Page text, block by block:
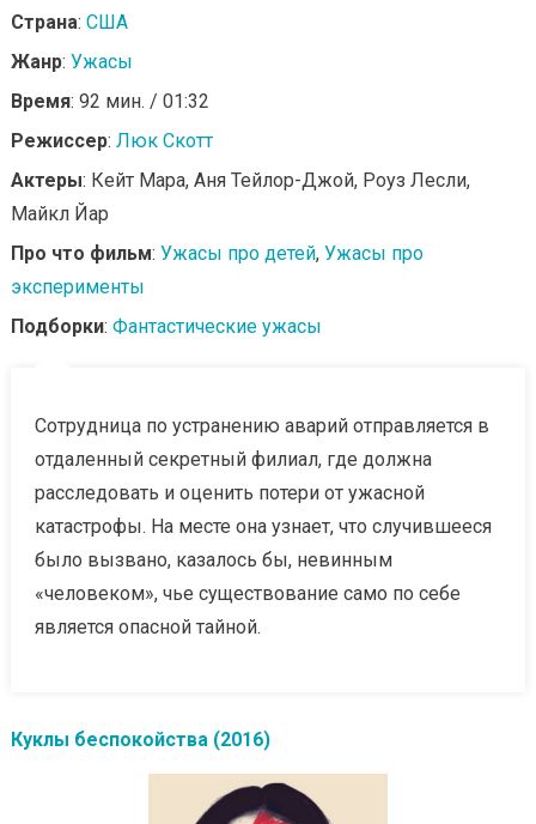
Страна: США
Жанр: Ужасы
Время: 92 мин. / 01:32
Режиссер: Люк Скотт
Актеры: Кейт Мара, Аня Тейлор-Джой, Роуз Лесли,
Майкл Йар
Про что фильм: Ужасы про детей, Ужасы про
эксперименты
Подборки: Фантастические ужасы
Сотрудница по устранению аварий отправляется в
отдаленный секретный филиал, где должна
расследовать и оценить потери от ужасной
катастрофы. На месте она узнает, что случившееся
было вызвано, казалось бы, невинным
«человеком», чье существование само по себе
является опасной тайной.
Куклы беспокойства (2016)